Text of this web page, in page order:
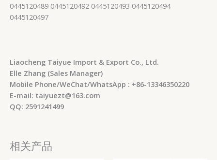
0445120489 0445120492 0445120493 0445120494
0445120497
Liaocheng Taiyue Import & Export Co., Ltd.
Elle Zhang (Sales Manager)
Mobile Phone/WeChat/WhatsApp : +86-13346350220
E-mail: taiyuezt@163.com
QQ: 2591241499
相关产品